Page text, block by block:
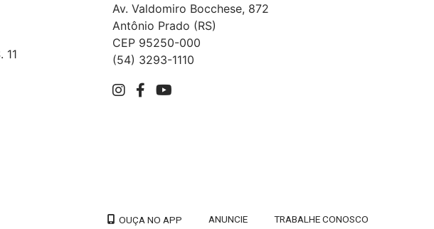
11
Av. Valdomiro Bocchese, 872
Antônio Prado (RS)
CEP 95250-000
(54) 3293-1110
OUÇA NO APP ANUNCIE TRABALHE CONOSCO